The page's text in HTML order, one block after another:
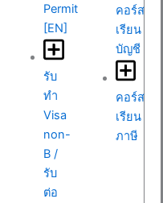
Permit
[EN]
รับ
ทำ
Visa
non-
B /
รับ
ต่อ
คอร์ส
เรียน
บัญชี
คอร์ส
เรียน
ภาษี